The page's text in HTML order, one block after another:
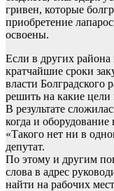
гривен, которые
приобретение
освоены.
Если в других района
кратчайшие сроки
власти Болградского
решить на какие цели
В результате
когда и
«Такого нет ни в
депутат.
По этому и другим
слова в адрес
найти на рабочих